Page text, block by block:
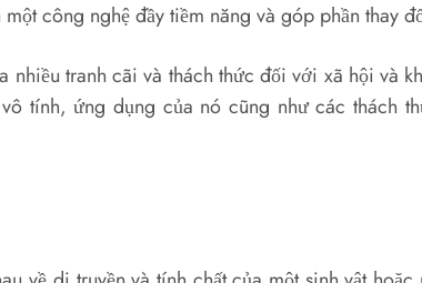
công nghệ đầy tiềm năng và góp phần thay
tranh cãi và thách thức đối với xã hội và
tính, ứng dụng của nó cũng như các thách